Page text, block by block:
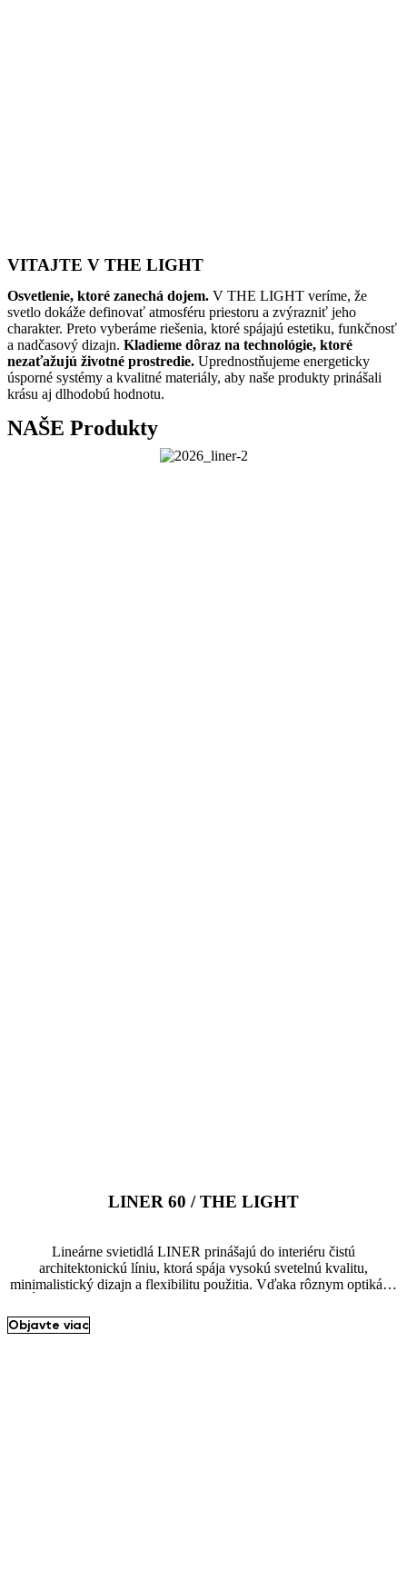
VITAJTE V THE LIGHT
Osvetlenie, ktoré zanechá dojem. V THE LIGHT veríme, že
svetlo dokáže definovať atmosféru priestoru a zvýrazniť jeho
charakter. Preto vyberáme riešenia, ktoré spájajú estetiku, funkčnosť
a nadčasový dizajn. Kladieme dôraz na technológie, ktoré
nezaťažujú životné prostredie. Uprednostňujeme energeticky
úsporné systémy a kvalitné materiály, aby naše produkty prinášali
krásu aj dlhodobú hodnotu.
NAŠE Produkty
LINER 60 / THE LIGHT
Lineárne svietidlá LINER prinášajú do interiéru čistú
architektonickú líniu, ktorá spája vysokú svetelnú kvalitu,
minimalistický dizajn a flexibilitu použitia. Vďaka rôznym optikám,
moderných kancelárií, reprezentatívnych priestorov aj kreatívnych
Objavte viac